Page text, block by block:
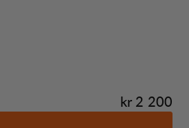
Pris:
kr 2 200